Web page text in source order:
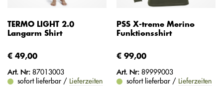
TERMO LIGHT 2.0
Langarm Shirt
€ 49,00
Art. Nr: 87013003
sofort lieferbar / Lieferzeiten
PSS X-treme Merino
Funktionsshirt
€ 99,00
Art. Nr: 89999003
sofort lieferbar / Lieferzeiten